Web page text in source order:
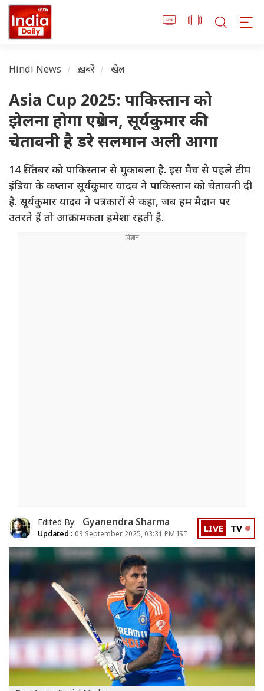
Hindi News ख़बरें खेल
Asia Cup 2025: पाकिस्तान को
झेलना होगा एग्रेशन, सूर्यकुमार की
चेतावनी है डरे सलमान अली आगा
14 सिंतबर को पाकिस्तान से मुकाबला है. इस मैच से पहले टीम
इंडिया के कप्तान सूर्यकुमार यादव ने पाकिस्तान को चेतावनी दी
है. सूर्यकुमार यादव ने पत्रकारों से कहा, जब हम मैदान पर
उतरते हैं तो आक्रामकता हमेशा रहती है.
Edited By: Gyanendra Sharma
Updated : 09 September 2025, 03:31 PM IST LIVE TV